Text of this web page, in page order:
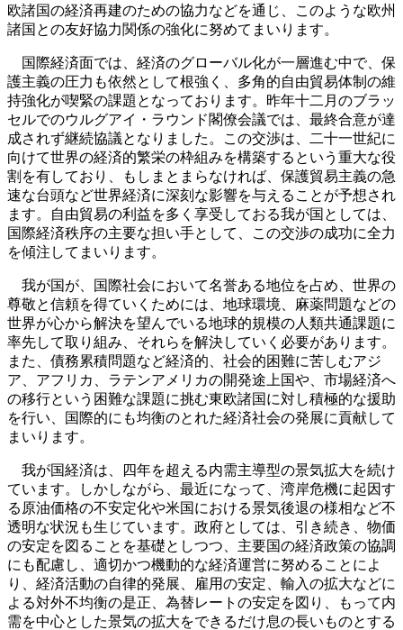
欧諸国の経済再建のための協力などを通じ、このような欧州
諸国との友好協力関係の強化に努めてまいります。
国際経済面では、経済のグローバル化が一層進む中で、保
護主義の圧力も依然として根強く、多角的自由貿易体制の維
持強化が喫緊の課題となっております。昨年十二月のブラッ
セルでのウルグアイ・ラウンド閣僚会議では、最終合意が達
成されず継続協議となりました。この交渉は、二十一世紀に
向けて世界の経済的繁栄の枠組みを構築するという重大な役
割を有しており、もしまとまらなければ、保護貿易主義の急
速な台頭など世界経済に深刻な影響を与えることが予想され
ます。自由貿易の利益を多く享受しておる我が国としては、
国際経済秩序の主要な担い手として、この交渉の成功に全力
を傾注してまいります。
我が国が、国際社会において名誉ある地位を占め、世界の
尊敬と信頼を得ていくためには、地球環境、麻薬問題などの
世界が心から解決を望んでいる地球的規模の人類共通課題に
率先して取り組み、それらを解決していく必要があります。
また、債務累積問題など経済的、社会的困難に苦しむアジ
ア、アフリカ、ラテンアメリカの開発途上国や、市場経済へ
の移行という困難な課題に挑む東欧諸国に対し積極的な援助
を行い、国際的にも均衡のとれた経済社会の発展に貢献して
まいります。
我が国経済は、四年を超える内需主導型の景気拡大を続け
ています。しかしながら、最近になって、湾岸危機に起因す
る原油価格の不安定化や米国における景気後退の様相など不
透明な状況も生じています。政府としては、引き続き、物価
の安定を図ることを基礎としつつ、主要国の経済政策の協調
にも配慮し、適切かつ機動的な経済運営に努めることによ
り、経済活動の自律的発展、雇用の安定、輸入の拡大などに
よる対外不均衡の是正、為替レートの安定を図り、もって内
需を中心とした景気の拡大をできるだけ息の長いものとする